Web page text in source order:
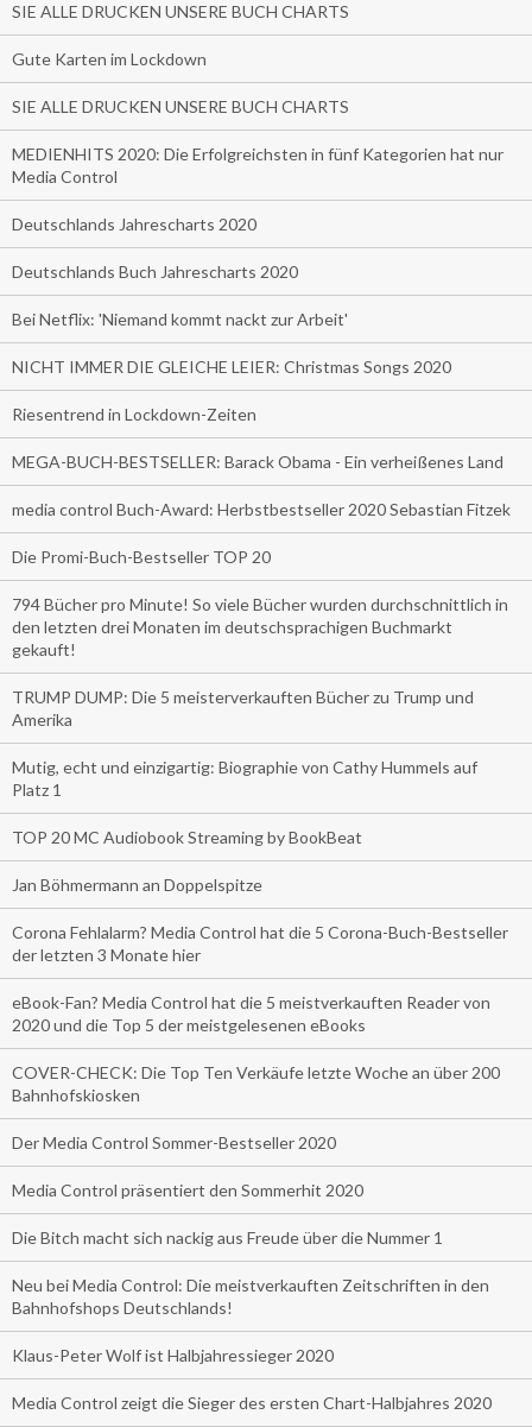
SIE ALLE DRUCKEN UNSERE BUCH CHARTS
Gute Karten im Lockdown
SIE ALLE DRUCKEN UNSERE BUCH CHARTS
MEDIENHITS 2020: Die Erfolgreichsten in fünf Kategorien hat nur
Media Control
Deutschlands Jahrescharts 2020
Deutschlands Buch Jahrescharts 2020
Bei Netflix: 'Niemand kommt nackt zur Arbeit'
NICHT IMMER DIE GLEICHE LEIER: Christmas Songs 2020
Riesentrend in Lockdown-Zeiten
MEGA-BUCH-BESTSELLER: Barack Obama - Ein verheißenes Land
media control Buch-Award: Herbstbestseller 2020 Sebastian Fitzek
Die Promi-Buch-Bestseller TOP 20
794 Bücher pro Minute! So viele Bücher wurden durchschnittlich in
den letzten drei Monaten im deutschsprachigen Buchmarkt
gekauft!
TRUMP DUMP: Die 5 meisterverkauften Bücher zu Trump und
Amerika
Mutig, echt und einzigartig: Biographie von Cathy Hummels auf
Platz 1
TOP 20 MC Audiobook Streaming by BookBeat
Jan Böhmermann an Doppelspitze
Corona Fehlalarm? Media Control hat die 5 Corona-Buch-Bestseller
der letzten 3 Monate hier
eBook-Fan? Media Control hat die 5 meistverkauften Reader von
2020 und die Top 5 der meistgelesenen eBooks
COVER-CHECK: Die Top Ten Verkäufe letzte Woche an über 200
Bahnhofskiosken
Der Media Control Sommer-Bestseller 2020
Media Control präsentiert den Sommerhit 2020
Die Bitch macht sich nackig aus Freude über die Nummer 1
Neu bei Media Control: Die meistverkauften Zeitschriften in den
Bahnhofshops Deutschlands!
Klaus-Peter Wolf ist Halbjahressieger 2020
Media Control zeigt die Sieger des ersten Chart-Halbjahres 2020